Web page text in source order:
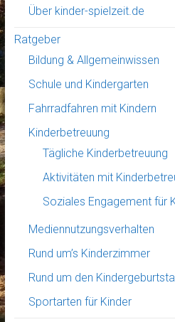
Über kinder-spielzeit.de
Ratgeber
Bildung & Allgemeinwissen
Schule und Kindergarten
Fahrradfahren mit Kindern
Kinderbetreuung
Tägliche Kinderbetreuung
Aktivitäten mit
Soziales Engagement für
Mediennutzungsverhalten
Rund um’s Kinderzimmer
Rund um den
Sportarten für Kinder